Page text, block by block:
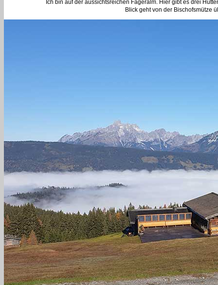
Ich bin auf der aussichtsreichen Fageralm. Hier gibt es drei
Blick geht von der Bischofsmütze